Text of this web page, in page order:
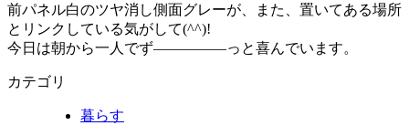
前パネル白のツヤ消し側面グレーが、また、置いてある場所
とリンクしている気がして(^^)!
今日は朝から一人でず―――――っと喜んでいます。
カテゴリ
暮らす